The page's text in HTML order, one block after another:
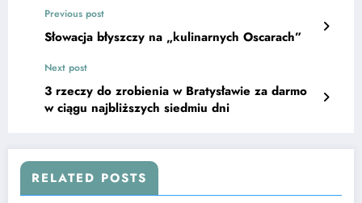
Previous post
Słowacja błyszczy na „kulinarnych Oscarach”
Next post
3 rzeczy do zrobienia w Bratysławie za darmo
w ciągu najbliższych siedmiu dni
RELATED POSTS